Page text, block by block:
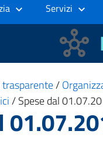
Servizi
/
/Spese dal